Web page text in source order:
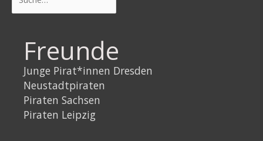
Freunde
Junge Pirat*innen Dresden
Neustadtpiraten
Piraten Sachsen
Piraten Leipzig